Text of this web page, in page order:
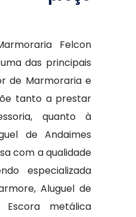
Felcon
das principais
de Marmoraria e
tanto a prestar
quanto à
de Andaimes
com a qualidade
especializada
Aluguel de
Escora metálica